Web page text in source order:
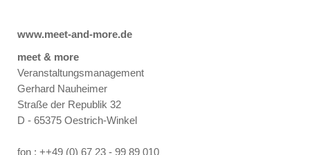
www.meet-and-more.de
meet & more
Veranstaltungsmanagement
Gerhard Nauheimer
Straße der Republik 32
D - 65375 Oestrich-Winkel
fon : ++49 (0) 67 23 - 99 89 010